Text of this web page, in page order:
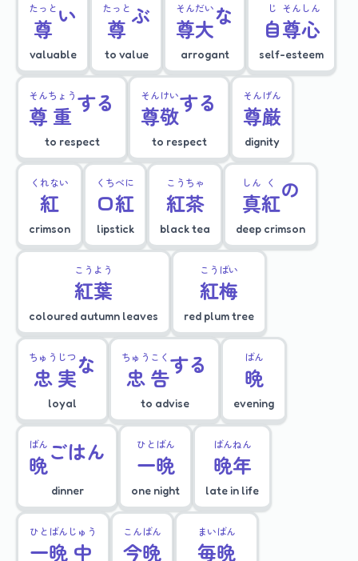
尊
たっと い
valuable
尊
たっとぶ
to value
尊
そん
大
だいな
arrogant
自
じ
尊
そん
心
しん
self-esteem
尊
そん
重
ちょう する
to respect
尊
そん
敬
けいする
to respect
尊
そん
厳
げん
dignity
紅
くれない
crimson
口
くち
紅
べに
lipstick
紅
こう
茶
ちゃ
black tea
真
しん
紅
く の
deep crimson
紅
こう
葉
よう
coloured autumn leaves
紅
こう
梅
ばい
red plum tree
忠
ちゅう
実
じつ な
loyal
忠
ちゅう
告
こく する
to advise
晩
ばん
evening
晩
ばん ごはん
dinner
一
ひと
晩
ばん
one night
晩
ばん
年
ねん
late in life
一
ひと
晩
ばん
中
じゅう
今
こん
晩
ばん
毎
まい
晩
ばん